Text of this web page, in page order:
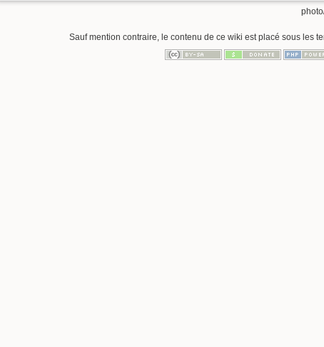
Sauf mention contraire, le contenu de ce wiki est placé sous les